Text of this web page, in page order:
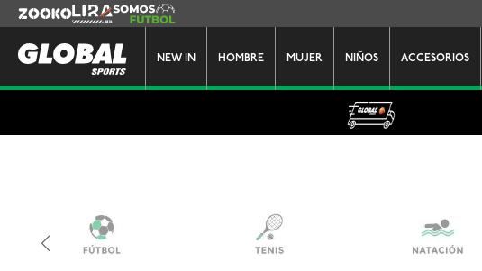
NEW IN HOMBRE MUJER NIÑOS ACCESORIOS
Zooko Lira Somos Futbol